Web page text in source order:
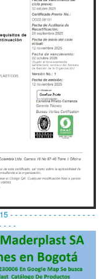
- - - - - - - - - - - - - - - - - -
- - -